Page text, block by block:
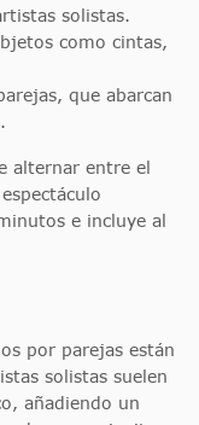
solistas.
como cintas,
que abarcan
alternar entre el
e incluye al
por parejas están
solistas suelen
añadiendo un